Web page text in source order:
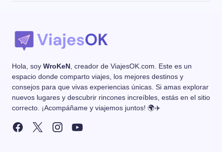
Hola, soy WroKeN , creador de ViajesOK.com. Este es un
espacio donde comparto viajes, los mejores destinos y
consejos para que vivas experiencias únicas. Si amas explorar
nuevos lugares y descubrir rincones increíbles, estás en el sitio
correcto. ¡Acompáñame y viajemos juntos! 🌍✈️